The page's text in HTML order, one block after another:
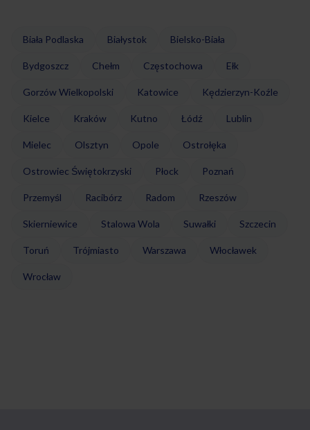
Biała Podlaska Białystok Bielsko-Biała
Bydgoszcz Chełm Częstochowa Ełk
Gorzów Wielkopolski Katowice Kędzierzyn-Koźle
Kielce Kraków Kutno Łódź Lublin
Mielec Olsztyn Opole Ostrołęka
Ostrowiec Świętokrzyski Płock Poznań
Przemyśl Racibórz Radom Rzeszów
Skierniewice Stalowa Wola Suwałki Szczecin
Toruń Trójmiasto Warszawa Włocławek
Wrocław